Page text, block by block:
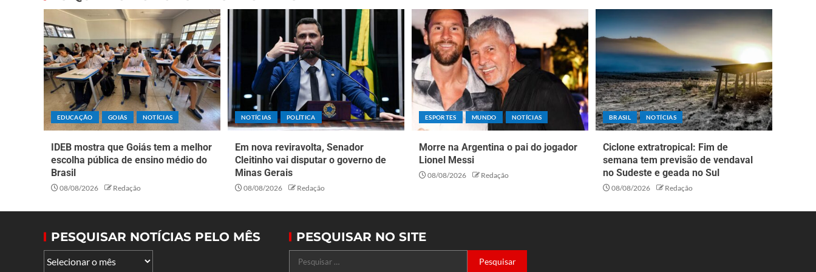
EDUCAÇÃO GOIÁS NOTÍCIAS
IDEB mostra que Goiás tem a melhor
escolha pública de ensino médio do
Brasil
08/08/2026 Redação
NOTÍCIAS POLÍTICA
Em nova reviravolta, Senador
Cleitinho vai disputar o governo de
Minas Gerais
08/08/2026 Redação
ESPORTES MUNDO NOTÍCIAS
Morre na Argentina o pai do jogador
Lionel Messi
08/08/2026 Redação
BRASIL NOTÍCIAS
Ciclone extratropical: Fim de
semana tem previsão de vendaval
no Sudeste e geada no Sul
08/08/2026 Redação
PESQUISAR NOTÍCIAS PELO MÊS PESQUISAR NO SITE